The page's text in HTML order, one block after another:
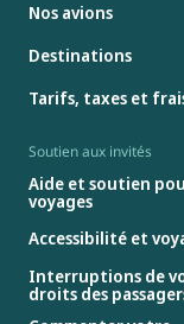
Nos avions
Destinations
Tarifs, taxes et
Soutien aux invités
Aide et soutien
voyages
Accessibilité et
Interruptions de
droits des